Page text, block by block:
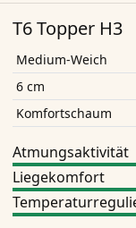
T6 Topper H3
Medium-Weich
6 cm
Komfortschaum
Atmungsaktivität
Liegekomfort